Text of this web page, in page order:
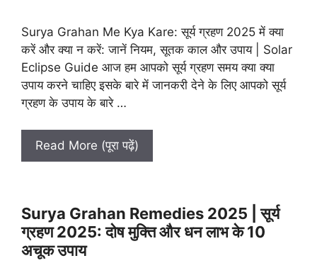
Surya Grahan Me Kya Kare: सूर्य ग्रहण 2025 में क्या
करें और क्या न करें: जानें नियम, सूतक काल और उपाय | Solar
Eclipse Guide आज हम आपको सूर्य ग्रहण समय क्या क्या
उपाय करने चाहिए इसके बारे में जानकरी देने के लिए आपको सूर्य
ग्रहण के उपाय के बारे …
Read More (पूरा पढ़ें)
Surya Grahan Remedies 2025 | सूर्य
ग्रहण 2025: दोष मुक्ति और धन लाभ के 10
अचूक उपाय